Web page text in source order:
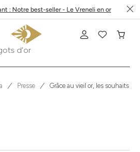
: Notre best-seller - Le Vreneli en or
d'or
Presse Grâce au vieil or, les souhaits